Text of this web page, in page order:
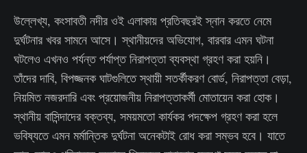
উল্লেখ্য, কংসাবতী নদীর ওই এলাকায় প্রতিবছরই স্নান করতে নেমে
দুর্ঘটনার খবর সামনে আসে। স্থানীয়দের অভিযোগ, বারবার এমন ঘটনা
ঘটলেও এখনও পর্যন্ত পর্যাপ্ত নিরাপত্তা ব্যবস্থা গ্রহণ করা হয়নি।
তাঁদের দাবি, বিপজ্জনক ঘাটগুলিতে স্থায়ী সতর্কীকরণ বোর্ড, নিরাপত্তা বেড়া,
নিয়মিত নজরদারি এবং প্রয়োজনীয় নিরাপত্তাকর্মী মোতায়েন করা হোক।
স্থানীয় বাসিন্দাদের বক্তব্য, সময়মতো কার্যকর পদক্ষেপ গ্রহণ করা হলে
ভবিষ্যতে এমন মর্মান্তিক দুর্ঘটনা অনেকটাই রোধ করা সম্ভব হবে। যাতে